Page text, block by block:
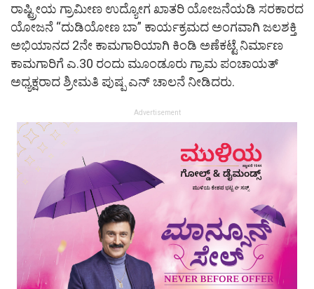
ರಾಷ್ಟ್ರೀಯ ಗ್ರಾಮೀಣ ಉದ್ಯೋಗ ಖಾತರಿ ಯೋಜನೆಯಡಿ ಸರಕಾರದ
ಯೋಜನೆ “ದುಡಿಯೋಣ ಬಾ” ಕಾರ್ಯಕ್ರಮದ ಅಂಗವಾಗಿ ಜಲಶಕ್ತಿ
ಅಭಿಯಾನದ 2ನೇ ಕಾಮಗಾರಿಯಾಗಿ ಕಿಂಡಿ ಅಣೆಕಟ್ಟೆ ನಿರ್ಮಾಣ
ಕಾಮಗಾರಿಗೆ ಎ.30 ರಂದು ಮೂಂಡೂರು ಗ್ರಾಮ ಪಂಚಾಯತ್
ಅಧ್ಯಕ್ಷರಾದ ಶ್ರೀಮತಿ ಪುಷ್ಪ ಎನ್ ಚಾಲನೆ ನೀಡಿದರು.
Advertisement